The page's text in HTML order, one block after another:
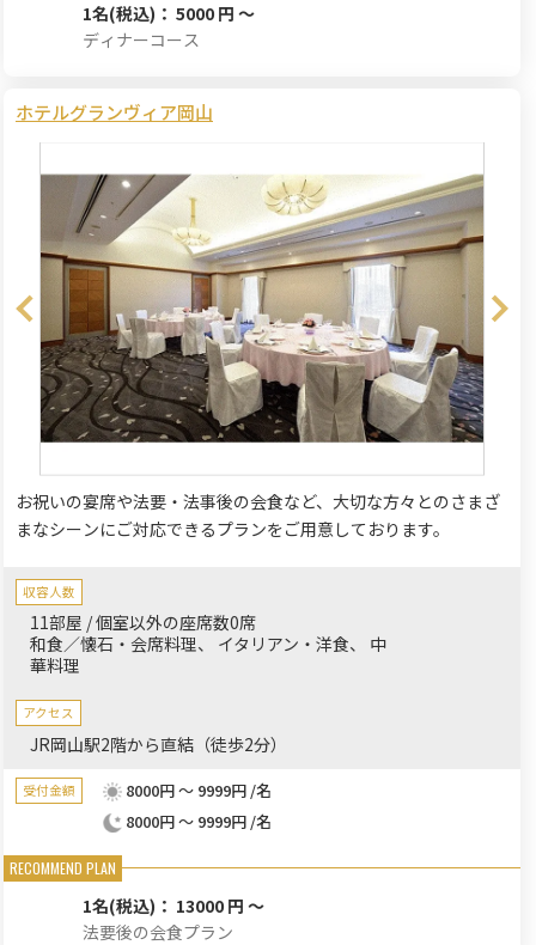
1名(税込)： 5000 円 ～
ディナーコース
ホテルグランヴィア岡山
お祝いの宴席や法要・法事後の会食など、大切な方々とのさまざ
まなシーンにご対応できるプランをご用意しております。
収容人数
11部屋 / 個室以外の座席数0席
和食／懐石・会席料理
イタリアン・洋食
中
華料理
アクセス
JR岡山駅2階から直結（徒歩2分）
受付金額
8000円 ～ 9999円 /名
8000円 ～ 9999円 /名
1名(税込)： 13000 円 ～
法要後の会食プラン